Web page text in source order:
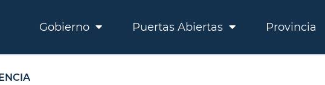
Gobierno Puertas Abiertas Provincia